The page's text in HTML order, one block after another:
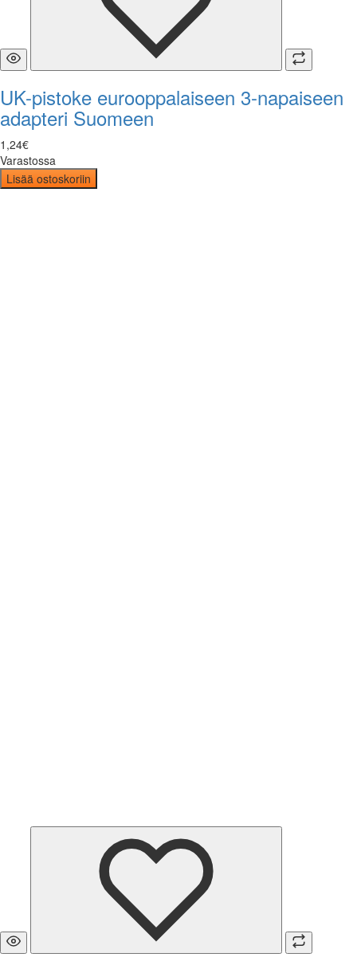
UK-pistoke eurooppalaiseen 3-napaiseen
adapteri Suomeen
1 ,24€
Varastossa
Lisää ostoskoriin